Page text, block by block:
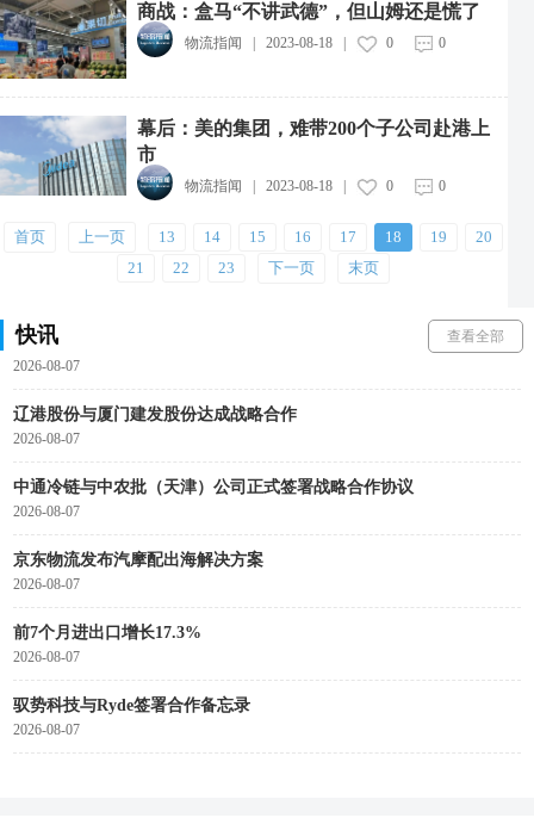
商战：盒马“不讲武德”，但山姆还是慌了
物流指闻 2023-08-18| 0 0
幕后：美的集团，难带200个子公司赴港上
市
物流指闻 2023-08-18| 0 0
首页 上一页 13 14 15 16 17 18 19
20
21
22 23 下一页 末页
快讯 查看全部
中远海运集团投资成立新能源航运公司
2026-08-07
中通快递粤港澳大湾区惠州转运中心投运
2026-08-07
中物流制造业供应链集成服务综合体项目开工
广西12部门联合印发实施方案，推动快递包装绿色产品认证落地
云锋基金回应Corgi投资传闻
2026-08-07
辽港股份与厦门建发股份达成战略合作
2026-08-07
中通冷链与中农批（天津）公司正式签署战略合作协议
2026-08-07
京东物流发布汽摩配出海解决方案
2026-08-07
前7个月进出口增长17.3%
2026-08-07
驭势科技与Ryde签署合作备忘录
2026-08-07